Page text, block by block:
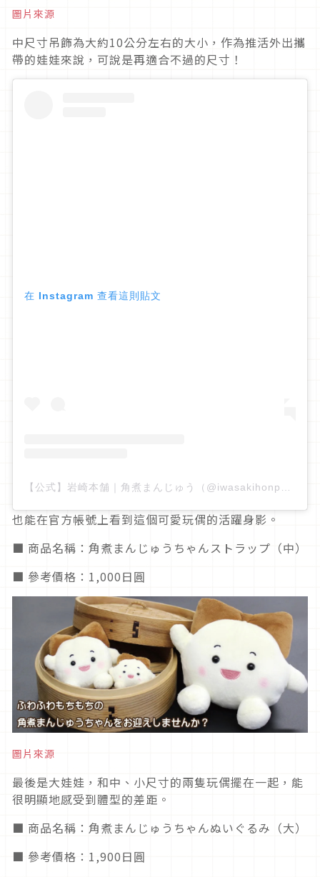
圖片來源
中尺寸吊飾為大約10公分左右的大小，作為推活外出攜
帶的娃娃來說，可說是再適合不過的尺寸！
在 Instagram 查看這則貼文
【公式】岩崎本舗｜角煮まんじゅう（@iwasakihonpo）分享的貼文
也能在官方帳號上看到這個可愛玩偶的活躍身影。
■ 商品名稱：角煮まんじゅうちゃんストラップ（中）
■ 參考價格：1,000日圓
圖片來源
最後是大娃娃，和中、小尺寸的兩隻玩偶擺在一起，能
很明顯地感受到體型的差距。
■ 商品名稱：角煮まんじゅうちゃんぬいぐるみ（大）
■ 參考價格：1,900日圓